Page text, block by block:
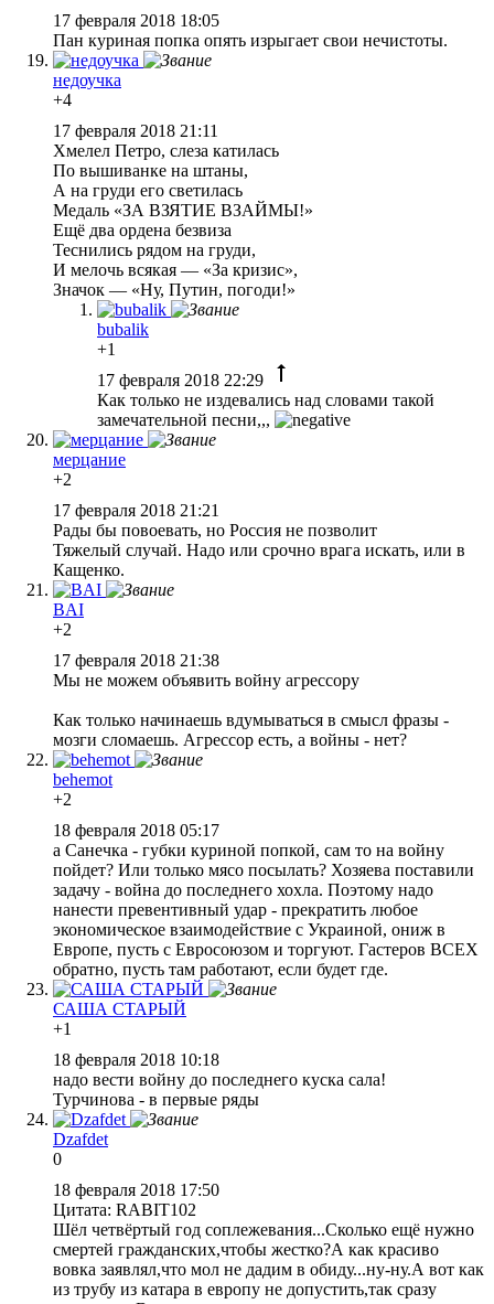
17 февраля 2018 18:05
Пан куриная попка опять изрыгает свои нечистоты.
недоучка
+4
17 февраля 2018 21:11
Хмелел Петро, слеза катилась
По вышиванке на штаны,
А на груди его светилась
Медаль «ЗА ВЗЯТИЕ ВЗАЙМЫ!»
Ещё два ордена безвиза
Теснились рядом на груди,
И мелочь всякая — «За кризис»,
Значок — «Ну, Путин, погоди!»
bubalik
+1
17 февраля 2018 22:29
Как только не издевались над словами такой
замечательной песни,,,
мерцание
+2
17 февраля 2018 21:21
Рады бы повоевать, но Россия не позволит
Тяжелый случай. Надо или срочно врага искать, или в
Кащенко.
BAI
+2
17 февраля 2018 21:38
Мы не можем объявить войну агрессору
Как только начинаешь вдумываться в смысл фразы -
мозги сломаешь. Агрессор есть, а войны - нет?
behemot
+2
18 февраля 2018 05:17
а Санечка - губки куриной попкой, сам то на войну
пойдет? Или только мясо посылать? Хозяева поставили
задачу - война до последнего хохла. Поэтому надо
нанести превентивный удар - прекратить любое
экономическое взаимодействие с Украиной, ониж в
Европе, пусть с Евросоюзом и торгуют. Гастеров ВСЕХ
обратно, пусть там работают, если будет где.
САША СТАРЫЙ
+1
18 февраля 2018 10:18
надо вести войну до последнего куска сала!
Турчинова - в первые ряды
Dzafdet
0
18 февраля 2018 17:50
Цитата: RABIT102
Шёл четвёртый год соплежевания...Сколько ещё нужно
смертей гражданских,чтобы жестко?А как красиво
вовка заявлял,что мол не дадим в обиду...ну-ну.А вот как
из трубу из катара в европу не допустить,так сразу